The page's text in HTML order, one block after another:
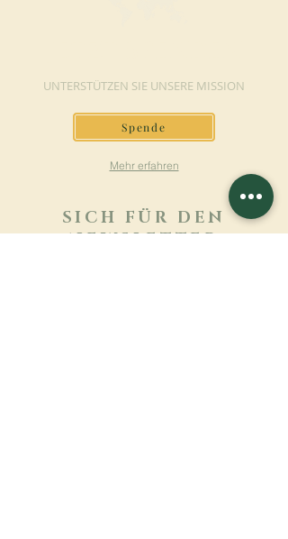
UNTERSTÜTZEN SIE UNSERE MISSION
Spende
Mehr erfahren
SICH FÜR DEN
NEWSLETTER